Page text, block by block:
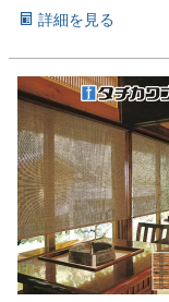
詳細を見る